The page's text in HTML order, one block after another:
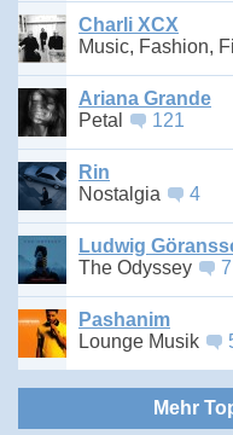
Charli XCX
Music, Fashion,
Ariana Grande
Petal
121
Rin
Nostalgia
4
Ludwig
The Odyssey
7
Pashanim
Lounge Musik
Mehr